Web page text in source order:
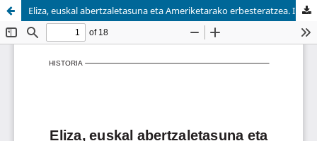
Eliza, euskal abertzaletasuna eta Ameriketarako erbesteratzea. Ikuspegi orokor bat.(1898-1940)